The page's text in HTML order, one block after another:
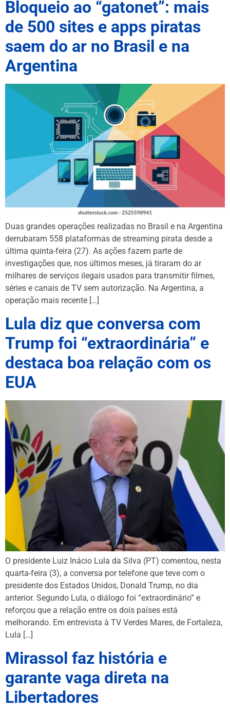
Bloqueio ao “gatonet”: mais
de 500 sites e apps piratas
saem do ar no Brasil e na
Argentina
Duas grandes operações realizadas no Brasil e na Argentina
derrubaram 558 plataformas de streaming pirata desde a
última quinta-feira (27). As ações fazem parte de
investigações que, nos últimos meses, já tiraram do ar
milhares de serviços ilegais usados para transmitir filmes,
séries e canais de TV sem autorização. Na Argentina, a
operação mais recente […]
Lula diz que conversa com
Trump foi “extraordinária” e
destaca boa relação com os
EUA
O presidente Luiz Inácio Lula da Silva (PT) comentou, nesta
quarta-feira (3), a conversa por telefone que teve com o
presidente dos Estados Unidos, Donald Trump, no dia
anterior. Segundo Lula, o diálogo foi “extraordinário” e
reforçou que a relação entre os dois países está
melhorando. Em entrevista à TV Verdes Mares, de Fortaleza,
Lula […]
Mirassol faz história e
garante vaga direta na
Libertadores